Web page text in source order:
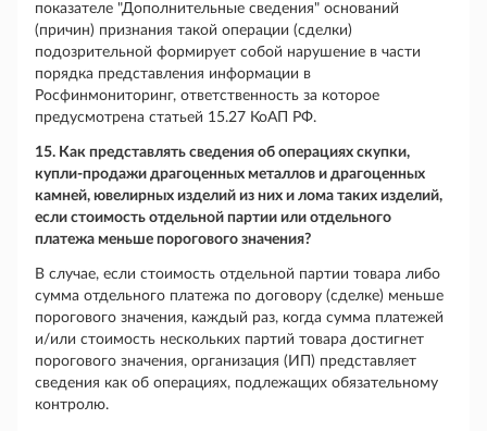
показателе "Дополнительные сведения" оснований
(причин) признания такой операции (сделки)
подозрительной формирует собой нарушение в части
порядка представления информации в
Росфинмониторинг, ответственность за которое
предусмотрена статьей 15.27 КоАП РФ.
15. Как представлять сведения об операциях скупки,
купли-продажи драгоценных металлов и драгоценных
камней, ювелирных изделий из них и лома таких изделий,
если стоимость отдельной партии или отдельного
платежа меньше порогового значения?
В случае, если стоимость отдельной партии товара либо
сумма отдельного платежа по договору (сделке) меньше
порогового значения, каждый раз, когда сумма платежей
и/или стоимость нескольких партий товара достигнет
порогового значения, организация (ИП) представляет
сведения как об операциях, подлежащих обязательному
контролю.